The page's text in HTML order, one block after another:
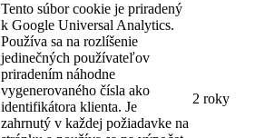
Tento súbor cookie je priradený
k Google Universal Analytics.
Používa sa na rozlíšenie
jedinečných používateľov
priradením náhodne
vygenerovaného čísla ako
identifikátora klienta. Je
zahrnutý v každej požiadavke na
2 roky